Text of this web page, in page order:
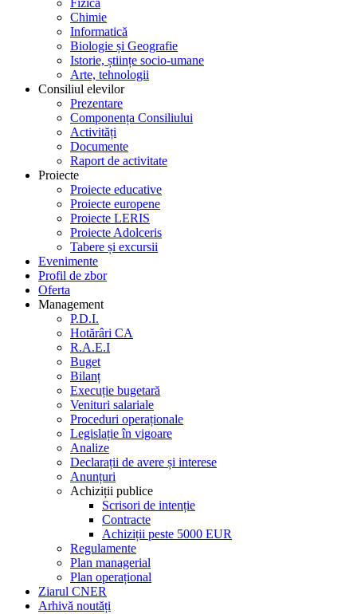
Fizică
Chimie
Informatică
Biologie și Geografie
Istorie, științe socio-umane
Arte, tehnologii
Consiliul elevilor
Prezentare
Componența Consiliului
Activități
Documente
Raport de activitate
Proiecte
Proiecte educative
Proiecte europene
Proiecte LERIS
Proiecte Adolceris
Tabere și excursii
Evenimente
Profil de zbor
Oferta
Management
P.D.I.
Hotărâri CA
R.A.E.I
Buget
Bilanț
Execuție bugetară
Venituri salariale
Proceduri operaționale
Legislație în vigoare
Analize
Declarații de avere și interese
Anunțuri
Achiziții publice
Scrisori de intenție
Contracte
Achiziții peste 5000 EUR
Regulamente
Plan managerial
Plan operațional
Ziarul CNER
Arhivă noutăți